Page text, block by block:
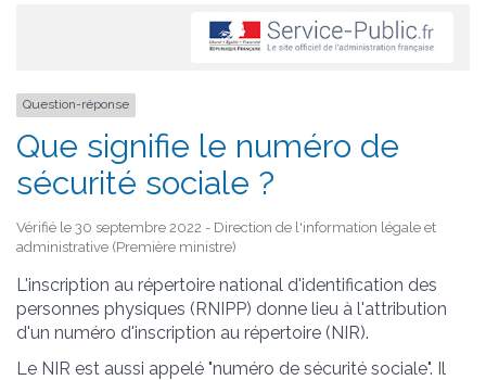
Question-réponse
Que signifie le numéro de
sécurité sociale ?
Vérifié le 30 septembre 2022 - Direction de l'information légale et
administrative (Première ministre)
L'inscription au répertoire national d'identification des
personnes physiques (RNIPP) donne lieu à l'attribution
d'un numéro d'inscription au répertoire (NIR).
Le NIR est aussi appelé "numéro de sécurité sociale". Il